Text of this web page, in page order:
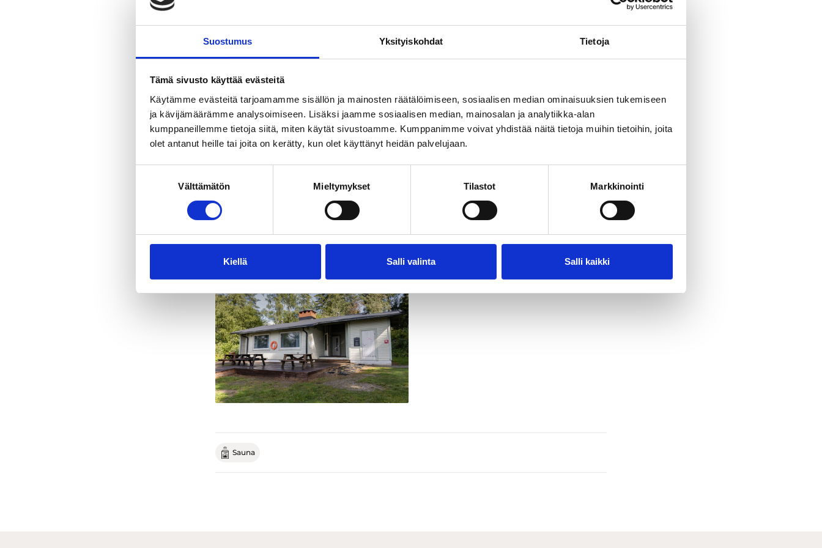
Suostumus Yksityiskohdat Tietoja
Tämä sivusto käyttää evästeitä
Käytämme evästeitä tarjoamamme sisällön ja mainosten räätälöimiseen, sosiaalisen median ominaisuuksien tukemiseen
ja kävijämäärämme analysoimiseen. Lisäksi jaamme sosiaalisen median, mainosalan ja analytiikka-alan
kumppaneillemme tietoja siitä, miten käytät sivustoamme. Kumppanimme voivat yhdistää näitä tietoja muihin tietoihin, joita
olet antanut heille tai joita on kerätty, kun olet käyttänyt heidän palvelujaan.
Välttämätön Mieltymykset Tilastot Markkinointi
Kiellä Salli valinta Salli kaikki
kerralla, ja tiloista löytyy erilliset pukuhuoneet, suihkutilat ja WC:t miehille ja
naisille. Sauna on varattavissa myös yksityiskäyttöön.
Saunan laiturilta pääset helposti vilvoittelemaan Pyhäjärven leppoisille aalloille
tai saunan vieressä sijaitsevaan kylpytynnyriin, josta kelpaa ihastella
järvimaisemia. Huom! Kylpytynnyri käytössä vain tilaussaunassa.
Sauna